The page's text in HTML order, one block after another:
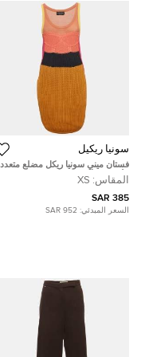
سونيا ريكيل
فستان ميني سونيا ريكل مضلع متعدد
الألوان بلا أكمام صغير جدًا
المقاس: XS
385 SAR
السعر المبدئي: 952 SAR